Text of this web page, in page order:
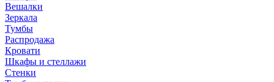
Вешалки
Зеркала
Тумбы
Распродажа
Кровати
Шкафы и стеллажи
Стенки